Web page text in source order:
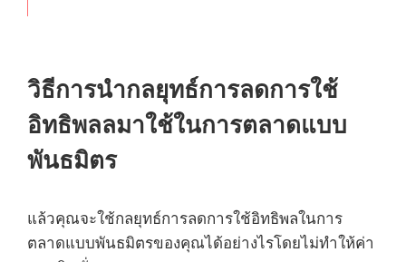
วิธีการนำกลยุทธ์การลดการใช้
อิทธิพลลมาใช้ในการตลาดแบบ
พันธมิตร
แล้วคุณจะใช้กลยุทธ์การลดการใช้อิทธิพลในการ
ตลาดแบบพันธมิตรของคุณได้อย่างไรโดยไม่ทำให้ค่า